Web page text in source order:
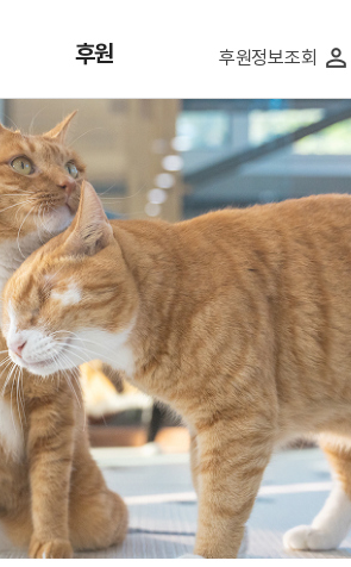
후원 후원정보조회 perm_identity